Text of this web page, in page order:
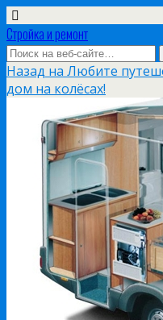
Стройка и ремонт
Назад на Любите
дом на колёсах!